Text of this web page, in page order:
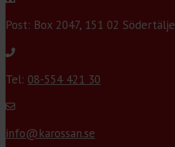
Post: Box 2047, 151 02 Södertälje
Tel: 08-554 421 30
info@karossan.se